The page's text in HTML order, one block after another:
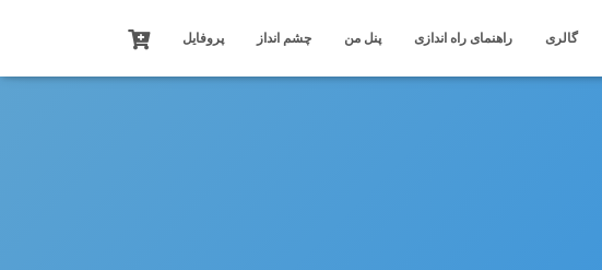
گالری راهنمای راه اندازی پنل من چشم انداز پروفایل